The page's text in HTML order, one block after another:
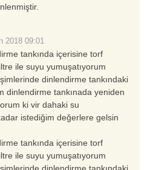
2018 09:01
tankında içerisine torf
ile suyu yumuşatıyorum
dinlendirme tankındaki
dinlendirme tankınada yeniden
ki vir dahaki su
istediğim değerlere gelsin
tankında içerisine torf
ile suyu yumuşatıyorum